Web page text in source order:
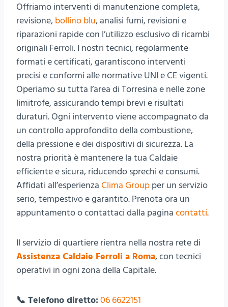
Offriamo interventi di manutenzione completa,
revisione, bollino blu, analisi fumi, revisioni e
riparazioni rapide con l’utilizzo esclusivo di ricambi
originali Ferroli. I nostri tecnici, regolarmente
formati e certificati, garantiscono interventi
precisi e conformi alle normative UNI e CE vigenti.
Operiamo su tutta l’area di Torresina e nelle zone
limitrofe, assicurando tempi brevi e risultati
duraturi. Ogni intervento viene accompagnato da
un controllo approfondito della combustione,
della pressione e dei dispositivi di sicurezza. La
nostra priorità è mantenere la tua Caldaie
efficiente e sicura, riducendo sprechi e consumi.
Affidati all’esperienza Clima Group per un servizio
serio, tempestivo e garantito. Prenota ora un
appuntamento o contattaci dalla pagina contatti.
Il servizio di quartiere rientra nella nostra rete di
Assistenza Caldaie Ferroli a Roma, con tecnici
operativi in ogni zona della Capitale.
📞 Telefono diretto: 06 6622151